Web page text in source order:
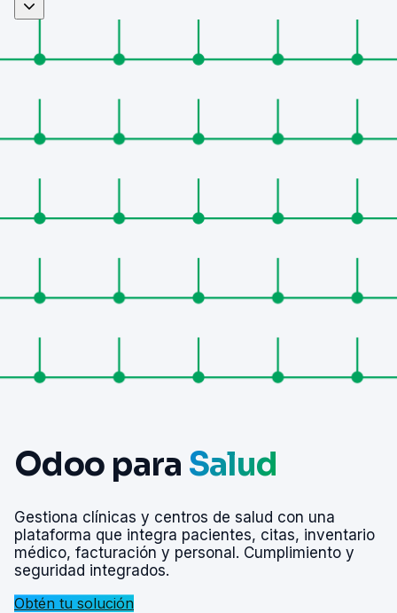
Odoo para Salud
Gestiona clínicas y centros de salud con una
plataforma que integra pacientes, citas, inventario
médico, facturación y personal. Cumplimiento y
seguridad integrados.
Obtén tu solución